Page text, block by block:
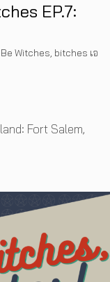
EP.7:
Witches, bitches เอ
Fort Salem,